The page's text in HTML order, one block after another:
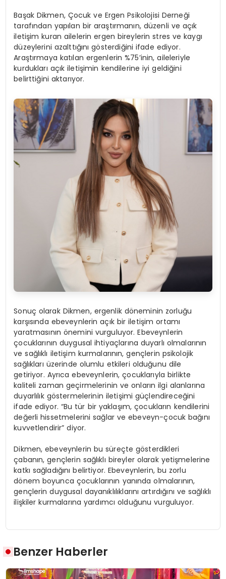
Başak Dikmen, Çocuk ve Ergen Psikolojisi Derneği
tarafından yapılan bir araştırmanın, düzenli ve açık
iletişim kuran ailelerin ergen bireylerin stres ve kaygı
düzeylerini azalttığını gösterdiğini ifade ediyor.
Araştırmaya katılan ergenlerin %75’inin, aileleriyle
kurdukları açık iletişimin kendilerine iyi geldiğini
belirttiğini aktarıyor.
Sonuç olarak Dikmen, ergenlik döneminin zorluğu
karşısında ebeveynlerin açık bir iletişim ortamı
yaratmasının önemini vurguluyor. Ebeveynlerin
çocuklarının duygusal ihtiyaçlarına duyarlı olmalarının
ve sağlıklı iletişim kurmalarının, gençlerin psikolojik
sağlıkları üzerinde olumlu etkileri olduğunu dile
getiriyor. Ayrıca ebeveynlerin, çocuklarıyla birlikte
kaliteli zaman geçirmelerinin ve onların ilgi alanlarına
duyarlılık göstermelerinin iletişimi güçlendireceğini
ifade ediyor. “Bu tür bir yaklaşım, çocukların kendilerini
değerli hissetmelerini sağlar ve ebeveyn-çocuk bağını
kuvvetlendirir” diyor.
Dikmen, ebeveynlerin bu süreçte gösterdikleri
çabanın, gençlerin sağlıklı bireyler olarak yetişmelerine
katkı sağladığını belirtiyor. Ebeveynlerin, bu zorlu
dönem boyunca çocuklarının yanında olmalarının,
gençlerin duygusal dayanıklılıklarını artırdığını ve sağlıklı
ilişkiler kurmalarına yardımcı olduğunu vurguluyor.
Benzer Haberler